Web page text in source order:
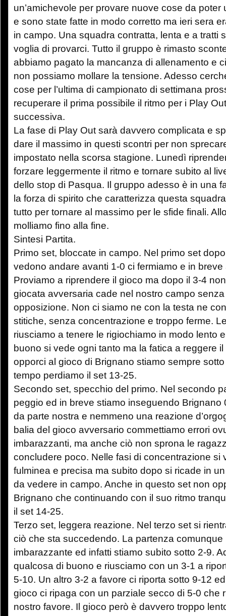
un’amichevole per provare nuove cose da poter
e sono state fatte in modo corretto ma ieri sera
in campo. Una squadra contratta, lenta e a tratti
voglia di provarci. Tutto il gruppo è rimasto
abbiamo pagato la mancanza di allenamento e
non possiamo mollare la tensione. Adesso
cose per l’ultima di campionato di settimana
recuperare il prima possibile il ritmo per i Play
successiva.
La fase di Play Out sarà davvero complicata e
dare il massimo in questi scontri per non
impostato nella scorsa stagione. Lunedì
forzare leggermente il ritmo e tornare subito al
dello stop di Pasqua. Il gruppo adesso è in una
la forza di spirito che caratterizza questa
tutto per tornare al massimo per le sfide finali.
molliamo fino alla fine.
Sintesi Partita.
Primo set, bloccate in campo. Nel primo set
vedono andare avanti 1-0 ci fermiamo e in
Proviamo a riprendere il gioco ma dopo il 3-4
giocata avversaria cade nel nostro campo
opposizione. Non ci siamo ne con la testa ne
stitiche, senza concentrazione e troppo ferme.
riusciamo a tenere le rigiochiamo in modo lento
buono si vede ogni tanto ma la fatica a reggere
opporci al gioco di Brignano stiamo sempre
tempo perdiamo il set 13-25.
Secondo set, specchio del primo. Nel secondo
peggio ed in breve stiamo inseguendo Brignano
da parte nostra e nemmeno una reazione
balia del gioco avversario commettiamo errori
imbarazzanti, ma anche ciò non sprona le
concludere poco. Nelle fasi di concentrazione si
fulminea e precisa ma subito dopo si ricade in
da vedere in campo. Anche in questo set non
Brignano che continuando con il suo ritmo
il set 14-25.
Terzo set, leggera reazione. Nel terzo set si
ciò che sta succedendo. La partenza comunque
imbarazzante ed infatti stiamo subito sotto 2-9.
qualcosa di buono e riusciamo con un 3-1 a
5-10. Un altro 3-2 a favore ci riporta sotto 9-12
gioco ci ripaga con un parziale secco di 5-0 che
nostro favore. Il gioco però è davvero troppo